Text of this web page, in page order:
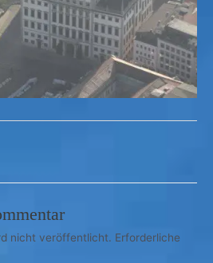
nicht veröffentlicht. Erforderliche